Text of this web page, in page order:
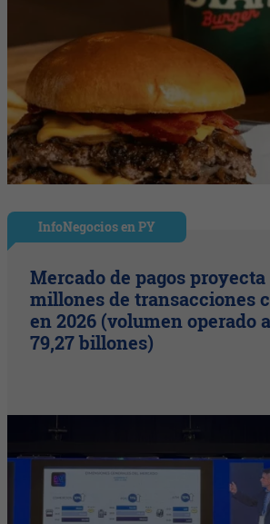
InfoNegocios en PY
Mercado de pagos proyecta
millones de transacciones
en 2026 (volumen operado
79,27 billones)